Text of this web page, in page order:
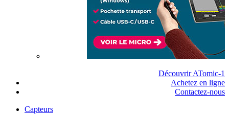
Découvrir ATomic-1
Achetez en ligne
Contactez-nous
Capteurs